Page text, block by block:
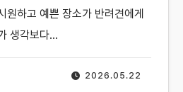
2026.05.22
원하고 예쁜 장소가 반려견에게
생각보다…